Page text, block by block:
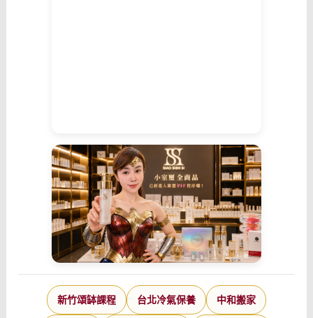
新竹頌缽課程 台北冷氣保養 中和搬家